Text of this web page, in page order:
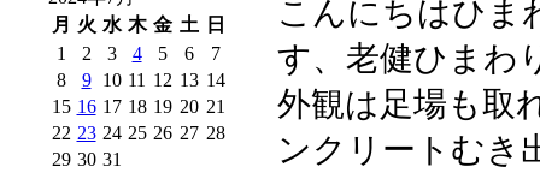
こんにちはひま
す、老健ひまわ
外観は足場も取
ンクリートむき
月 火 水 木 金 土
日
1
2 3 4 5 6
7
8
9 10 11 12 13 14
15 16 17 18 19 20 21
22 23 24 25 26 27 28
29 30 31